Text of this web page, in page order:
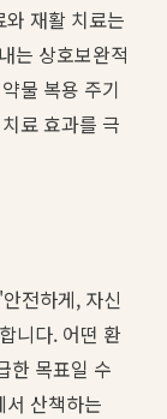
재활 치료는
는 상호보완적
물 복용 주기
료 효과를 극
전하게, 자신
니다. 어떤 환
한 목표일 수
산책하는